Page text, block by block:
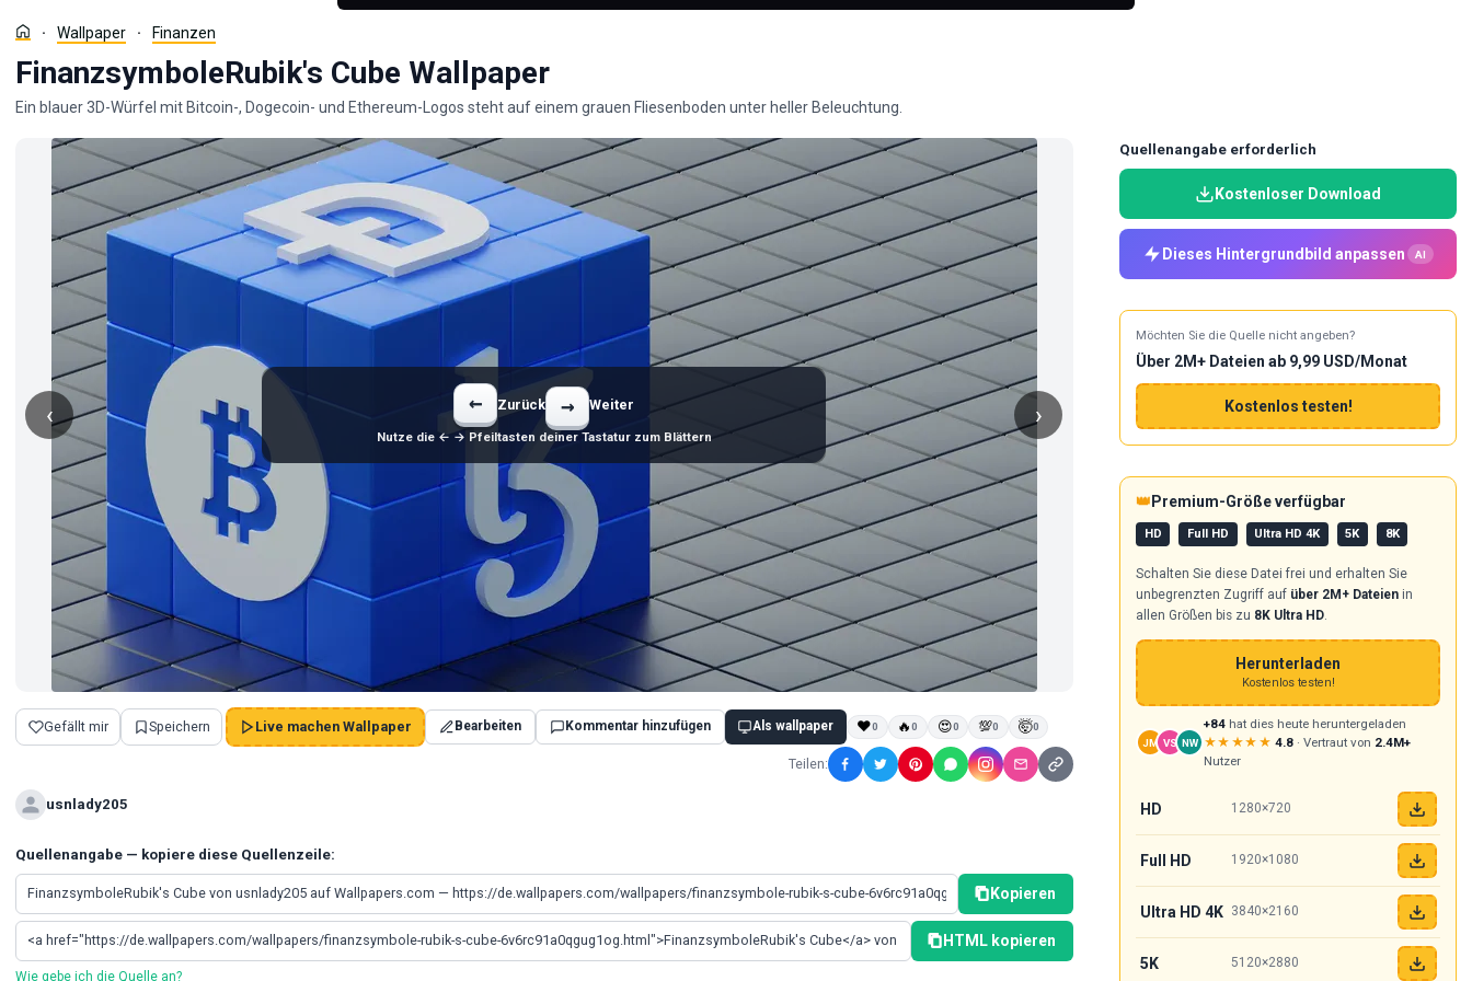
Wallpaper Finanzen
FinanzsymboleRubik's Cube Wallpaper
Ein blauer 3D-Würfel mit Bitcoin-, Dogecoin- und Ethereum-Logos steht auf einem grauen Fliesenboden unter heller Beleuchtung.
‹ ›
← Zurück → Weiter
Nutze die ← → Pfeiltasten deiner Tastatur zum Blättern
Gefällt mir Speichern Live machen Wallpaper Bearbeiten Kommentar hinzufügen Als wallpaper ❤0 🔥0 😍0 💯0 🤯0
Teilen:
usnlady205
Quellenangabe — kopiere diese Quellenzeile:
Kopieren
HTML kopieren
Wie gebe ich die Quelle an?
Quellenangabe erforderlich
Kostenloser Download
Dieses Hintergrundbild anpassen AI
Möchten Sie die Quelle nicht angeben?
Über 2M+ Dateien ab 9,99 USD/Monat
Kostenlos testen!
👑 Premium-Größe verfügbar
HD Full HD Ultra HD 4K 5K 8K
Schalten Sie diese Datei frei und erhalten Sie
unbegrenzten Zugriff auf über 2M+ Dateien in
allen Größen bis zu 8K Ultra HD
Herunterladen
Kostenlos testen!
JM VS NW
+84 hat dies heute heruntergeladen
★★★★★ 4.8 · Vertraut von 2.4M+
Nutzer
HD 1280×720
Full HD 1920×1080
Ultra HD 4K 3840×2160
5K 5120×2880